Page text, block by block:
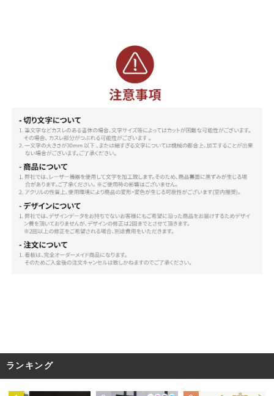
ランキング